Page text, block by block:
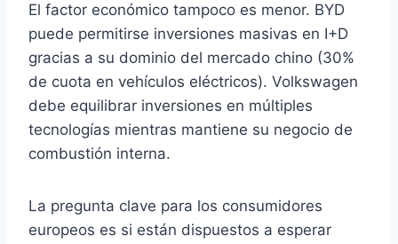
El factor económico tampoco es menor. BYD
puede permitirse inversiones masivas en I+D
gracias a su dominio del mercado chino (30%
de cuota en vehículos eléctricos). Volkswagen
debe equilibrar inversiones en múltiples
tecnologías mientras mantiene su negocio de
combustión interna.
La pregunta clave para los consumidores
europeos es si están dispuestos a esperar